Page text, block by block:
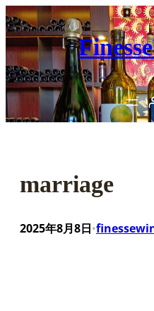
内
容
を
ス
キ
ッ
プ
marriage
2025年8月8日•